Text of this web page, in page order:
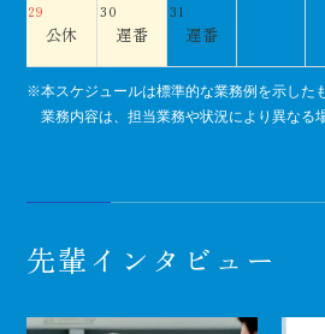
29
公休
30
遅番
31
遅番
本スケジュールは標準的な業務例を示した
業務内容は、担当業務や状況により異なる
先輩インタビュー